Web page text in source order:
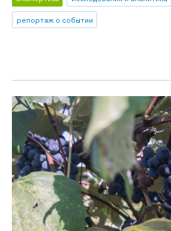
репортаж о событии